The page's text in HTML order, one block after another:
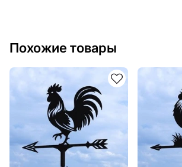
Похожие товары